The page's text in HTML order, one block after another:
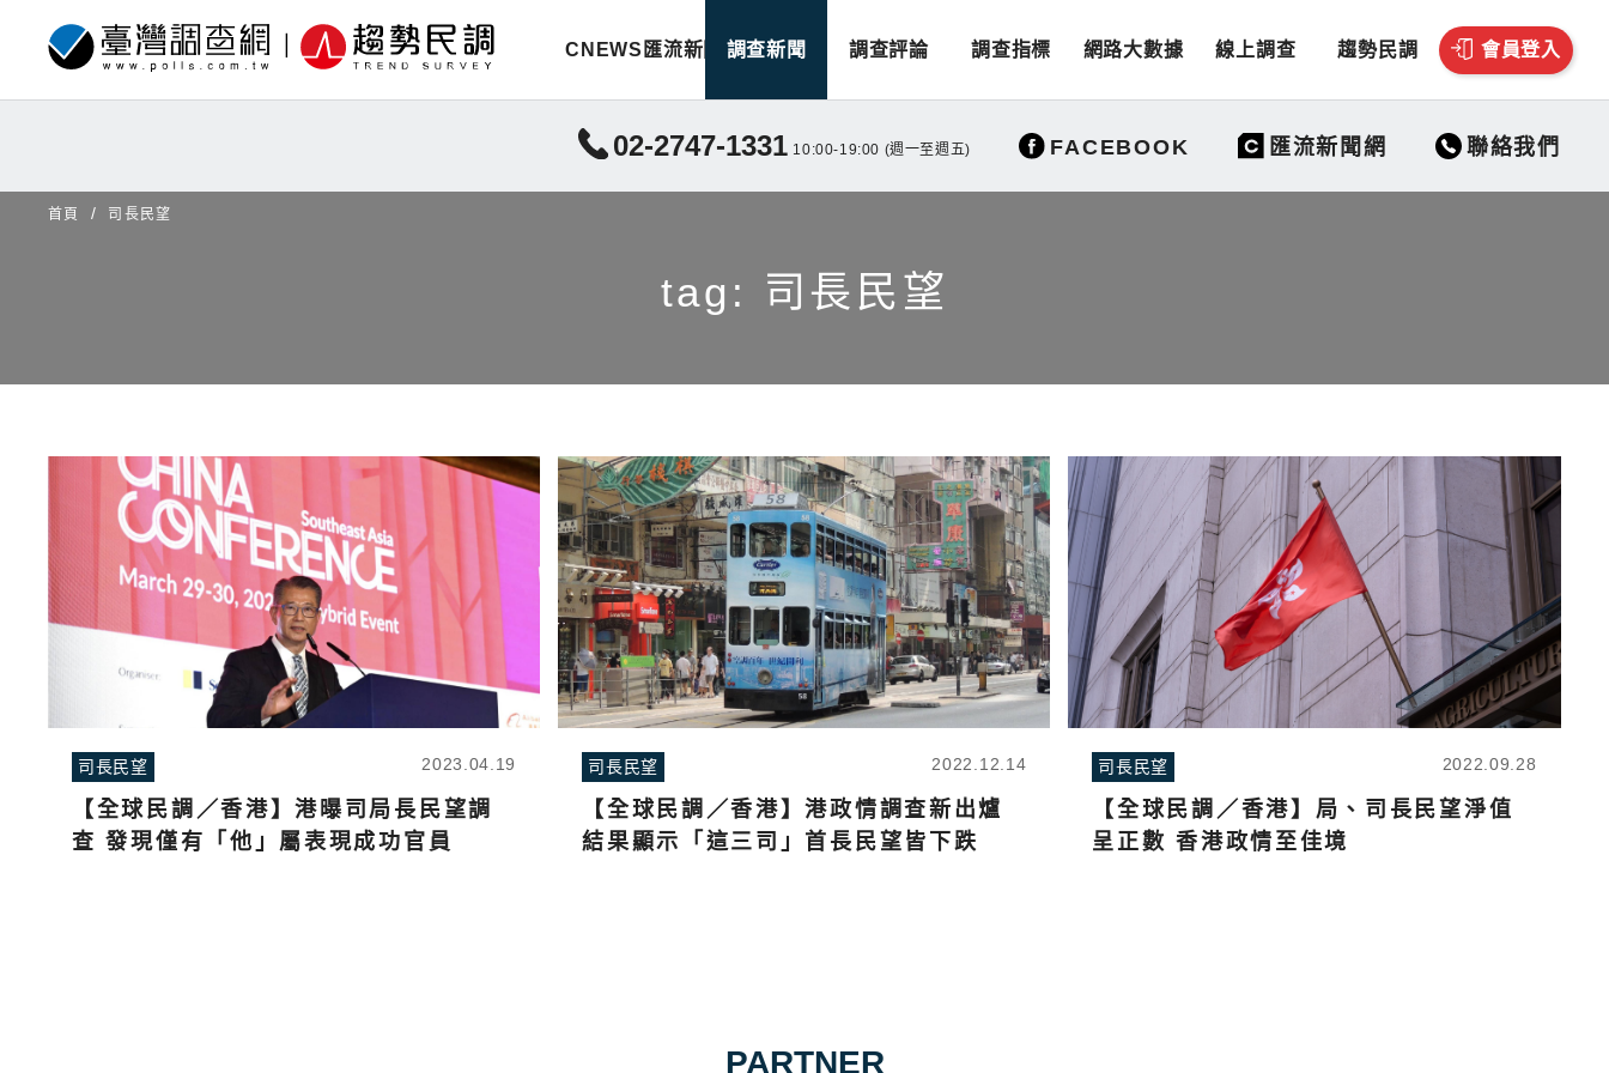
CNEWS匯流新聞 調查新聞 調查評論 調查指標 網路大數據 線上調查 趨勢民調 會員登入
02-2747-1331 10:00-19:00 (週一至週五) FACEBOOK 匯流新聞網 聯絡我們
首頁 司長民望
tag: 司長民望
司長民望 2023.04.19
【全球民調／香港】港曝司局長民望調
查 發現僅有「他」屬表現成功官員
司長民望 2022.12.14
【全球民調／香港】港政情調查新出爐
結果顯示「這三司」首長民望皆下跌
司長民望 2022.09.28
【全球民調／香港】局、司長民望淨值
呈正數 香港政情至佳境
PARTNER